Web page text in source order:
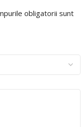
obligatorii sunt